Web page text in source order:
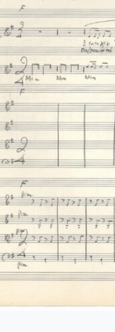
Romangero Gitano
Ο Ήλιος και ο
Μυθιστόρημα -
Αρκαδία V-
Κατάσταση
Η Αδελφή μας
Για τη μάνα και
Ο Ανδρέας [1968-
Τα Λαϊκά [1967-03-
Νύχτα θανάτου
Αρκαδία Ι [1968]
Αρκαδία II, (2) Το
Αρκαδία IV, (4) -
Επιφάνια -
Αρκαδία VI [1969-
Αρκαδία 8, (VII)